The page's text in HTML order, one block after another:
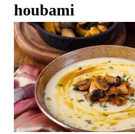
houbami